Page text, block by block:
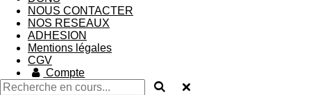
NOUS CONTACTER
NOS RESEAUX
ADHESION
Mentions légales
CGV
Compte